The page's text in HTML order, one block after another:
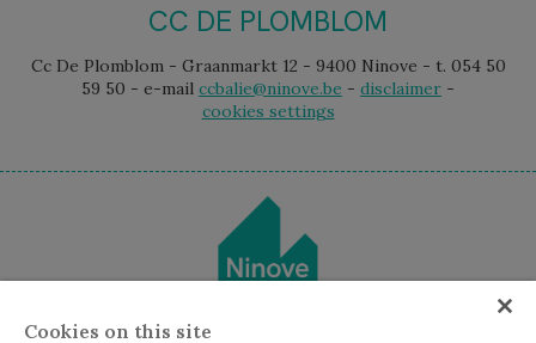
CC DE PLOMBLOM
Cc De Plomblom - Graanmarkt 12 - 9400 Ninove - t. 054 50
59 50 - e-mail ccbalie@ninove.be - disclaimer -
cookies settings
Cookies on this site